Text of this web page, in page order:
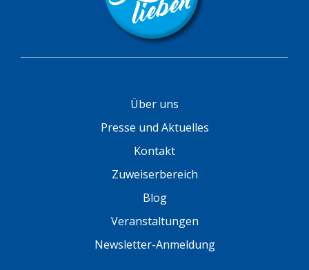
Über uns
Presse und Aktuelles
Kontakt
Zuweiserbereich
Blog
Veranstaltungen
Newsletter-Anmeldung